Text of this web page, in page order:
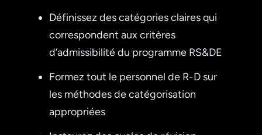
Définissez des catégories claires qui
correspondent aux critères
d’admissibilité du programme RS&DE
Formez tout le personnel de R-D sur
les méthodes de catégorisation
appropriées